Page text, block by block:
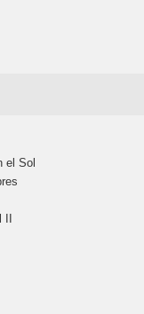
el Sol